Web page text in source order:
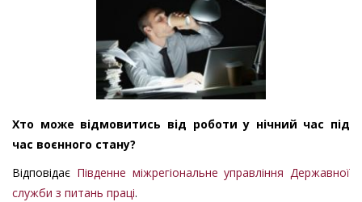
Хто може відмовитись від роботи у нічний час під
час воєнного стану?
Відповідає Південне міжрегіональне управління Державної
служби з питань праці.